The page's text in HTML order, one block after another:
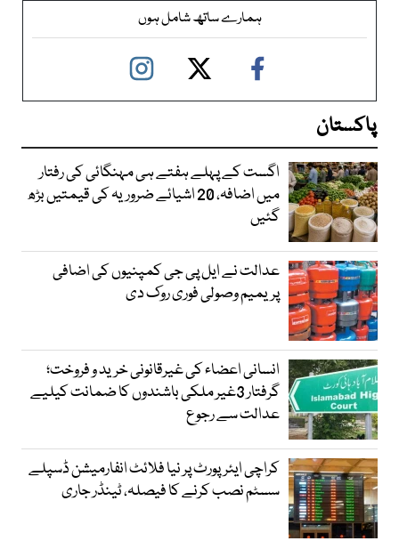
ہمارے ساتھ شامل ہوں
پاکستان
اگست کے پہلے ہفتے ہی مہنگائی کی رفتار
میں اضافہ، 20 اشیائے ضروریہ کی قیمتیں بڑھ
گئیں
عدالت نے ایل پی جی کمپنیوں کی اضافی
پریمیم وصولی فوری روک دی
انسانی اعضاء کی غیرقانونی خرید و فروخت؛
گرفتار 3غیر ملکی باشندوں کا ضمانت کیلیے
عدالت سے رجوع
کراچی ایئرپورٹ پر نیا فلائٹ انفارمیشن ڈسپلے
سسٹم نصب کرنے کا فیصلہ، ٹینڈر جاری